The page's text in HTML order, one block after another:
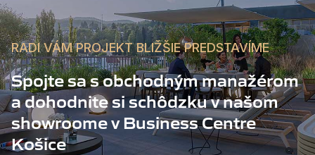
RADI VÁM PROJEKT BLIŽŠIE PREDSTAVÍME
Spojte sa s obchodným manažérom
a dohodnite si schôdzku v našom
showroome v Business Centre
Košice